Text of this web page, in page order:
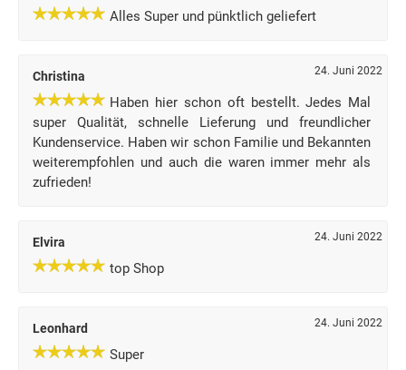
Alles Super und pünktlich geliefert
Christina 24. Juni 2022
Haben hier schon oft bestellt. Jedes Mal
super Qualität, schnelle Lieferung und freundlicher
Kundenservice. Haben wir schon Familie und Bekannten
weiterempfohlen und auch die waren immer mehr als
zufrieden!
Elvira 24. Juni 2022
top Shop
Leonhard 24. Juni 2022
Super